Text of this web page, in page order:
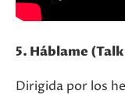
5. Háblame
Dirigida por los